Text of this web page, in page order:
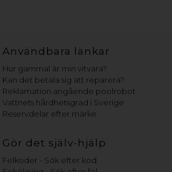
Användbara länkar
Hur gammal är min vitvara?
Kan det betala sig att reparera?
Reklamation angående poolrobot
Vattnets hårdhetsgrad i Sverige
Reservdelar efter märke
Gör det själv-hjälp
Felkoder - Sök efter kod